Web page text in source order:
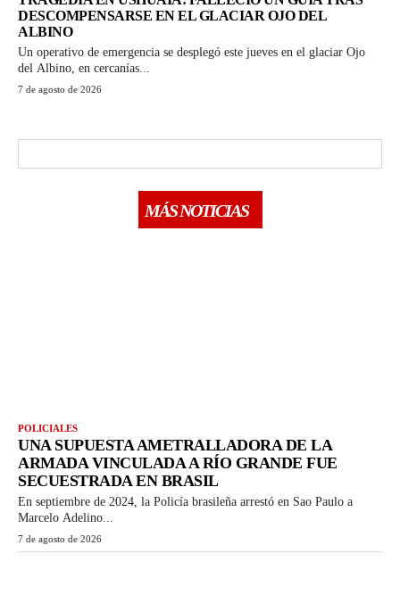
DESCOMPENSARSE EN EL GLACIAR OJO DEL
ALBINO
Un operativo de emergencia se desplegó este jueves en el glaciar Ojo
del Albino, en cercanías...
7 de agosto de 2026
MÁS NOTICIAS
POLICIALES
UNA SUPUESTA AMETRALLADORA DE LA
ARMADA VINCULADA A RÍO GRANDE FUE
SECUESTRADA EN BRASIL
En septiembre de 2024, la Policía brasileña arrestó en Sao Paulo a
Marcelo Adelino...
7 de agosto de 2026